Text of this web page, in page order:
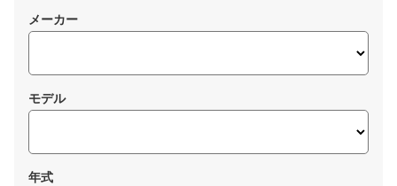
メーカー
モデル
年式